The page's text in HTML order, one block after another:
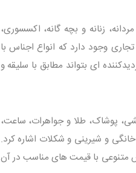
زنانه و بچه گانه، اکسسوری،
وجود دارد که انواع اجناس با
ای بتواند مطابق با سلیقه و
پوشاک، طلا و جواهرات، ساعت،
و شیرینی و شکلات اشاره کرد.
متنوعی با قیمت های مناسب در آن